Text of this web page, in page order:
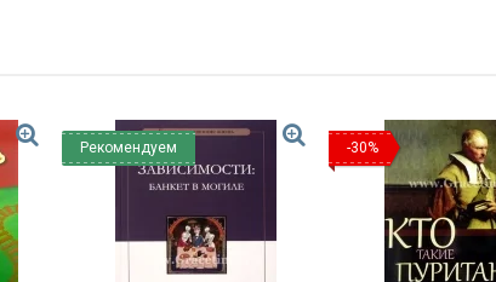
Рекомендуем -30%